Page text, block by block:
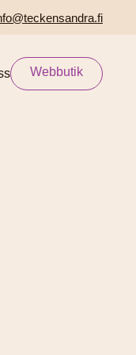
Webbutik